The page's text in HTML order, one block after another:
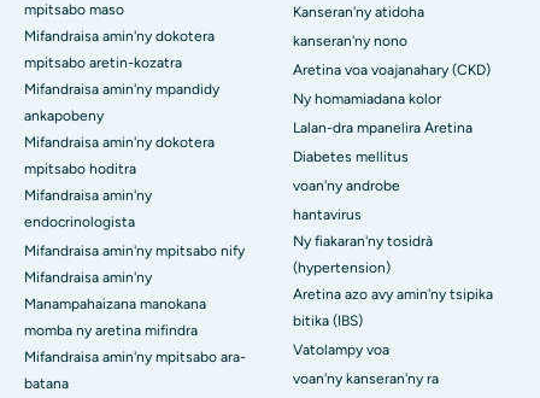
mpitsabo maso
Mifandraisa amin'ny dokotera
mpitsabo aretin-kozatra
Mifandraisa amin'ny mpandidy
ankapobeny
Mifandraisa amin'ny dokotera
mpitsabo hoditra
Mifandraisa amin'ny
endocrinologista
Mifandraisa amin'ny mpitsabo nify
Mifandraisa amin'ny
Manampahaizana manokana
momba ny aretina mifindra
Mifandraisa amin'ny mpitsabo ara-
batana
Kanseran'ny atidoha
kanseran'ny nono
Aretina voa voajanahary (CKD)
Ny homamiadana kolor
Lalan-dra mpanelira Aretina
Diabetes mellitus
voan'ny androbe
hantavirus
Ny fiakaran'ny tosidrà
(hypertension)
Aretina azo avy amin'ny tsipika
bitika (IBS)
Vatolampy voa
voan'ny kanseran'ny ra